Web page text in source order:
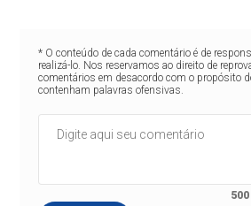
* O conteúdo de cada comentário é de
realizá-lo. Nos reservamos ao direito de
comentários em desacordo com o propósito
contenham palavras ofensivas.
500